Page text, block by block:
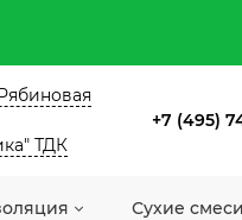
ТДК
+7 (495)
Сухие смеси